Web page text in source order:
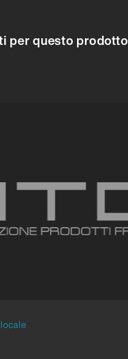
per questo prodotto